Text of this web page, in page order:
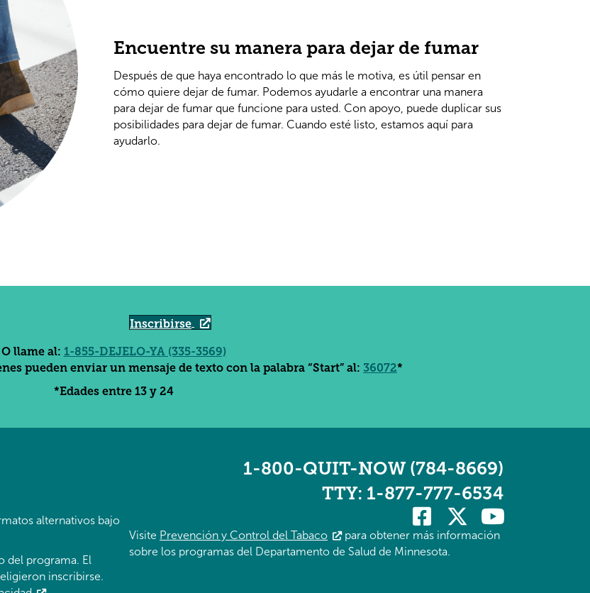
Encuentre su manera para dejar de fumar
Después de que haya encontrado lo que más le motiva, es útil pensar en
cómo quiere dejar de fumar. Podemos ayudarle a encontrar una manera
para dejar de fumar que funcione para usted. Con apoyo, puede duplicar sus
posibilidades para dejar de fumar. Cuando esté listo, estamos aquí para
ayudarlo.
Inscribirse
O llame al: 1-855-DEJELO-YA (335-3569)
pueden enviar un mensaje de texto con la palabra “Start” al: 36072*
*Edades entre 13 y 24
alternativos bajo
del programa. El
inscribirse.
1-800-QUIT-NOW (784-8669)
TTY: 1-877-777-6534
Visite Prevención y Control del Tabaco
para obtener más información
sobre los programas del Departamento de Salud de Minnesota.